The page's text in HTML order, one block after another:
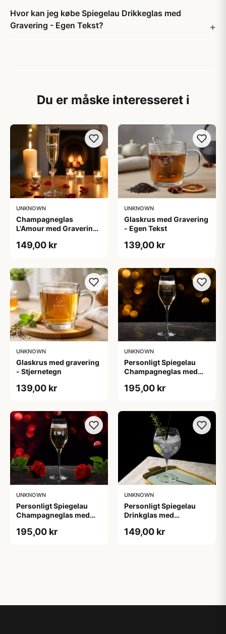
Hvor kan jeg købe Spiegelau Drikkeglas med
Gravering - Egen Tekst?
Du er måske interesseret i
UNKNOWN
Champagneglas
L'Amour med Gravering
149,00 kr
UNKNOWN
Glaskrus med Gravering
- Egen Tekst
139,00 kr
UNKNOWN
Glaskrus med gravering
- Stjernetegn
139,00 kr
UNKNOWN
Personligt Spiegelau
Champagneglas med
195,00 kr
UNKNOWN
Personligt Spiegelau
Champagneglas med
195,00 kr
UNKNOWN
Personligt Spiegelau
Drinkglas med
149,00 kr